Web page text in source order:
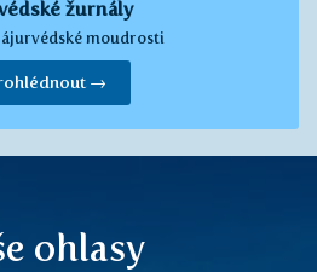
žurnály
ájurvédské moudrosti
→
ohlasy